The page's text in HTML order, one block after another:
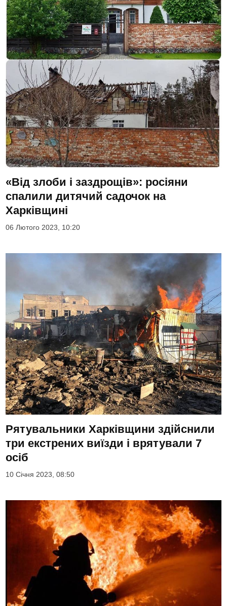
«Від злоби і заздрощів»: росіяни
спалили дитячий садочок на
Харківщині
06 Лютого 2023, 10:20
Рятувальники Харківщини здійснили
три екстрених виїзди і врятували 7
осіб
10 Січня 2023, 08:50